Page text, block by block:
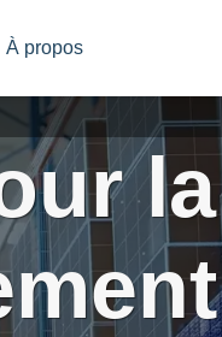
À propos
la